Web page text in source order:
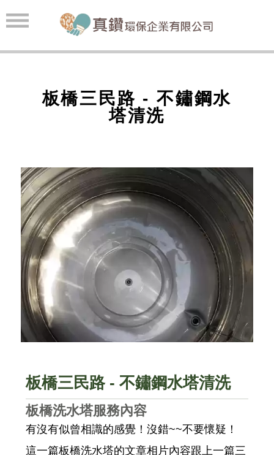
板橋三民路 - 不鏽鋼水
塔清洗
板橋三民路 - 不鏽鋼水塔清洗
板橋洗水塔服務內容
有沒有似曾相識的感覺！沒錯~~不要懷疑！
這一篇板橋洗水塔的文章相片內容跟上一篇三